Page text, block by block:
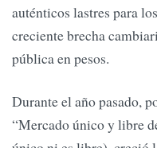
auténticos lastres para
creciente brecha
pública en pesos.
Durante el año pasado,
“Mercado único y libre